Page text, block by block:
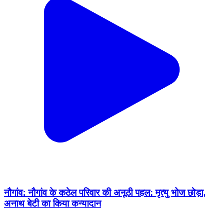
नौगांव: नौगांव के कठेल परिवार की अनूठी पहल: मृत्यु भोज छोड़ा,
अनाथ बेटी का किया कन्यादान